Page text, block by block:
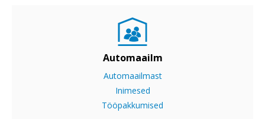
Automaailm
Automaailmast
Inimesed
Tööpakkumised